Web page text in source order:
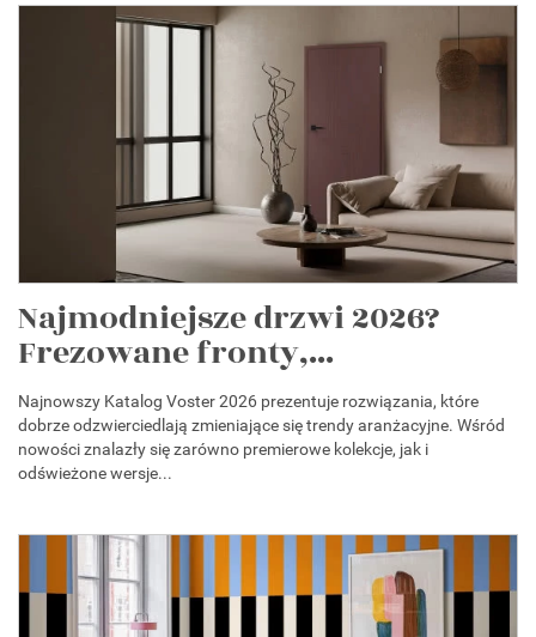
Najmodniejsze drzwi 2026?
Frezowane fronty,...
Najnowszy Katalog Voster 2026 prezentuje rozwiązania, które
dobrze odzwierciedlają zmieniające się trendy aranżacyjne. Wśród
nowości znalazły się zarówno premierowe kolekcje, jak i
odświeżone wersje...